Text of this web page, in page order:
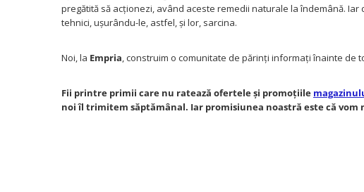
pregătită să acționezi, având aceste remedii naturale la îndemână.
tehnici, ușurându-le, astfel, și lor, sarcina.
Noi, la Empria, construim o comunitate de părinți informați înainte de
Fii printre primii care nu ratează ofertele și promoțiile
noi îl trimitem săptămânal. Iar promisiunea noastră este că vom